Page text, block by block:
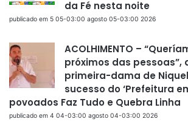
da Fé nesta noite
publicado em 5 05-03:00 agosto 05-03:00 2026
ACOLHIMENTO –
próximos das pessoas”,
primeira-dama de
sucesso do ‘Prefeitura
povoados Faz Tudo e Quebra Linha
publicado em 4 04-03:00 agosto 04-03:00 2026